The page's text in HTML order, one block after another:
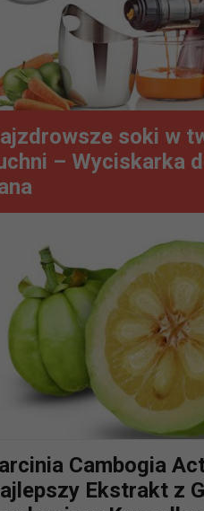
soki w
– Wyciskarka
Cambogia
Ekstrakt z